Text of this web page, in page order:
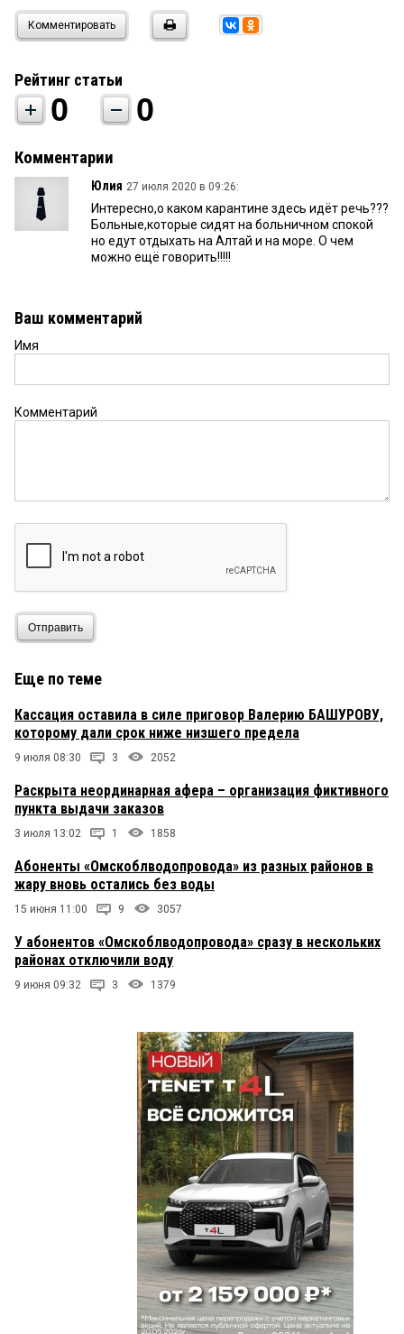
Комментировать
Рейтинг статьи
0 0
Комментарии
Юлия 27 июля 2020 в 09:26:
Интересно,о каком карантине здесь идёт речь???
Больные,которые сидят на больничном спокой
но едут отдыхать на Алтай и на море. О чем
можно ещё говорить!!!!!
Ваш комментарий
Имя
Комментарий
Отправить
Еще по теме
Кассация оставила в силе приговор Валерию БАШУРОВУ,
которому дали срок ниже низшего предела
9 июля 08:30 3 2052
Раскрыта неординарная афера – организация фиктивного
пункта выдачи заказов
3 июля 13:02 1 1858
Абоненты «Омскоблводопровода» из разных районов в
жару вновь остались без воды
15 июня 11:00 9 3057
У абонентов «Омскоблводопровода» сразу в нескольких
районах отключили воду
9 июня 09:32 3 1379